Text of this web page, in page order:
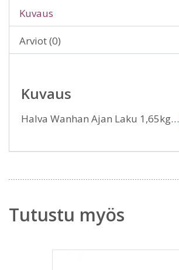
Kuvaus
Arviot (0)
Kuvaus
Halva Wanhan Ajan Laku 1,65kg…
Tutustu myös